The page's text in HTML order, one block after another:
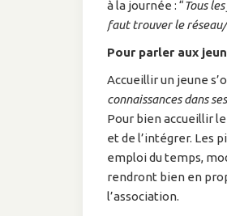
à la journée : “Tous
faut trouver le
Pour parler aux
Accueillir un jeune
connaissances dans
Pour bien accueillir
et de l’intégrer. Les
emploi du temps,
rendront bien en
l’association.